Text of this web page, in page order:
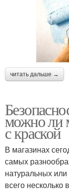
читать дальше →
можно ли
с краской
В магазинах
самых
натуральных
всего несколько